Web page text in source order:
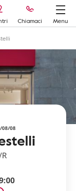
Chiamaci
Menu
08/08